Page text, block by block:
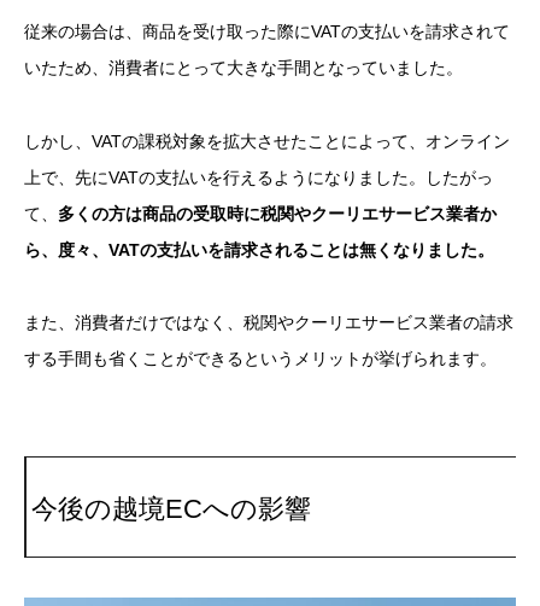
従来の場合は、商品を受け取った際にVATの支払いを請求されて
いたため、消費者にとって大きな手間となっていました。
しかし、VATの課税対象を拡大させたことによって、オンライン
上で、先にVATの支払いを行えるようになりました。したがっ
て、 多くの方は商品の受取時に税関やクーリエサービス業者か
ら、度々、VATの支払いを請求されることは無くなりました。
また、消費者だけではなく、税関やクーリエサービス業者の請求
する手間も省くことができるというメリットが挙げられます。
今後の越境ECへの影響